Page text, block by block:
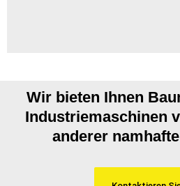
Hier
klicken
Wir bieten Ihnen
Industriemaschinen
anderer